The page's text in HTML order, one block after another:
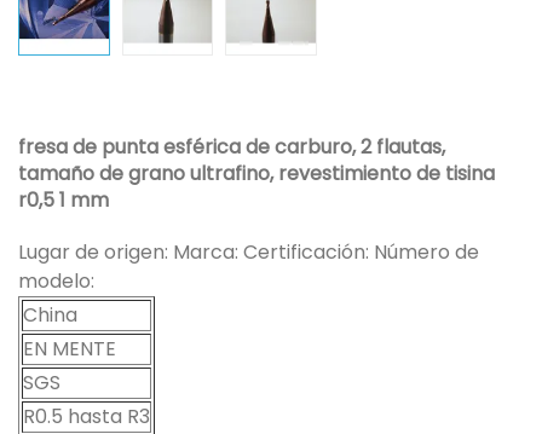
fresa de punta esférica de carburo, 2 flautas,
tamaño de grano ultrafino, revestimiento de tisina
r0,5 1 mm
Lugar de origen: Marca: Certificación: Número de
modelo:
China
EN MENTE
SGS
R0.5 hasta R3